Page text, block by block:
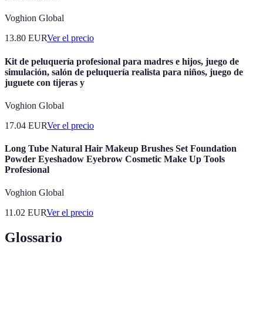
Voghion Global
13.80 EURVer el precio
Kit de peluquería profesional para madres e hijos, juego de
simulación, salón de peluquería realista para niños, juego de
juguete con tijeras y
Voghion Global
17.04 EURVer el precio
Long Tube Natural Hair Makeup Brushes Set Foundation
Powder Eyeshadow Eyebrow Cosmetic Make Up Tools
Profesional
Voghion Global
11.02 EURVer el precio
Glossario